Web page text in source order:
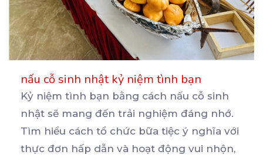
nấu cỗ sinh nhật kỷ niệm tình bạn
Kỷ niệm tình bạn bằng cách nấu cỗ sinh
nhật sẽ mang đến trải nghiệm đáng nhớ.
Tìm hiểu cách tổ chức bữa tiệc ý nghĩa với
thực đơn hấp dẫn và hoạt động vui nhộn,